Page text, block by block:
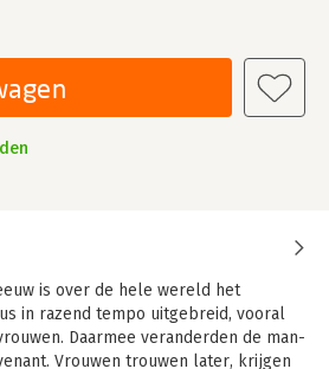
is over de hele wereld het
in razend tempo uitgebreid, vooral
Daarmee veranderden de man-
Vrouwen trouwen later, krijgen